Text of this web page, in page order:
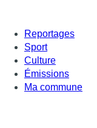
Reportages
Sport
Culture
Émissions
Ma commune